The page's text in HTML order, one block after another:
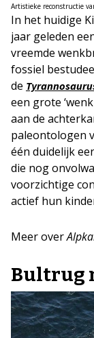
Artistieke reconstructie
In het huidige
jaar geleden
vreemde
fossiel
de
een grote
aan de
paleontologen
één duidelijk
die nog
voorzichtige
actief hun
Meer over
Bultrug